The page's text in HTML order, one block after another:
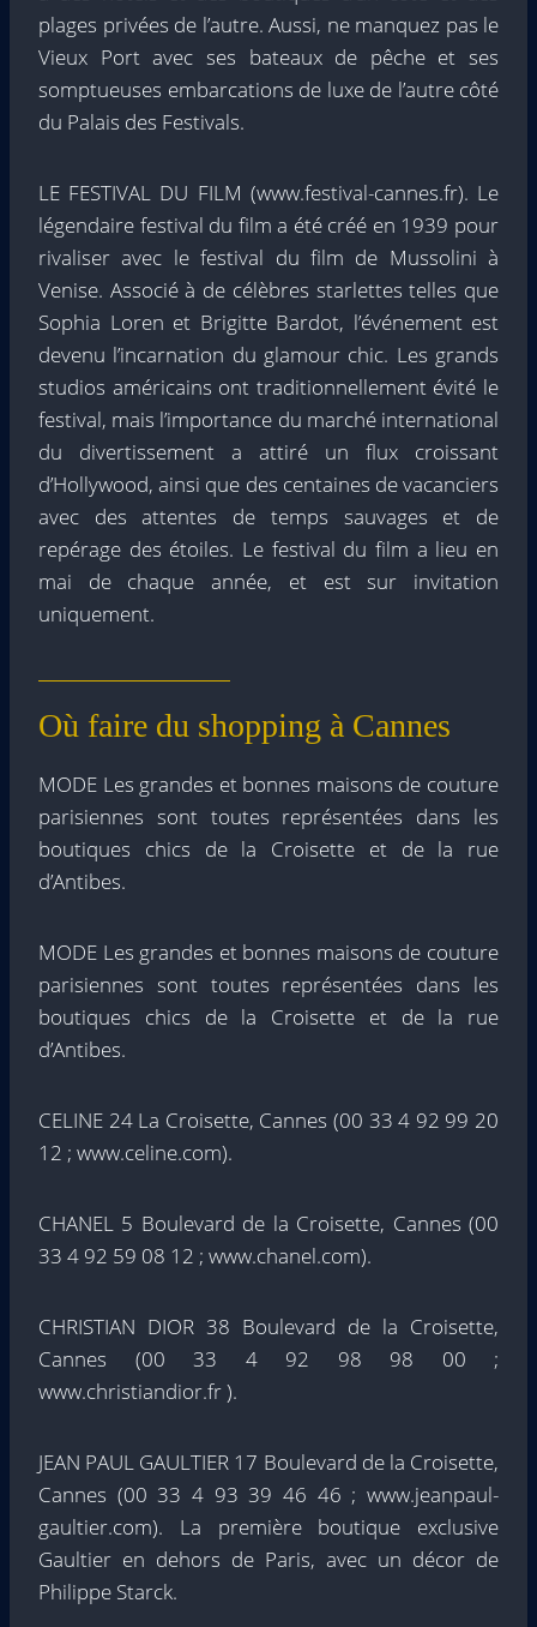
plages privées de l’autre. Aussi, ne manquez pas le
Vieux Port avec ses bateaux de pêche et ses
somptueuses embarcations de luxe de l’autre côté
du Palais des Festivals.
LE FESTIVAL DU FILM (www.festival-cannes.fr). Le
légendaire festival du film a été créé en 1939 pour
rivaliser avec le festival du film de Mussolini à
Venise. Associé à de célèbres starlettes telles que
Sophia Loren et Brigitte Bardot, l’événement est
devenu l’incarnation du glamour chic. Les grands
studios américains ont traditionnellement évité le
festival, mais l’importance du marché international
du divertissement a attiré un flux croissant
d’Hollywood, ainsi que des centaines de vacanciers
avec des attentes de temps sauvages et de
repérage des étoiles. Le festival du film a lieu en
mai de chaque année, et est sur invitation
uniquement.
Où faire du shopping à Cannes
MODE Les grandes et bonnes maisons de couture
parisiennes sont toutes représentées dans les
boutiques chics de la Croisette et de la rue
d’Antibes.
MODE Les grandes et bonnes maisons de couture
parisiennes sont toutes représentées dans les
boutiques chics de la Croisette et de la rue
d’Antibes.
CELINE 24 La Croisette, Cannes (00 33 4 92 99 20
12 ; www.celine.com).
CHANEL 5 Boulevard de la Croisette, Cannes (00
33 4 92 59 08 12 ; www.chanel.com).
CHRISTIAN DIOR 38 Boulevard de la Croisette,
Cannes (00 33 4 92 98 98 00 ;
www.christiandior.fr ).
JEAN PAUL GAULTIER 17 Boulevard de la Croisette,
Cannes (00 33 4 93 39 46 46 ; www.jeanpaul-
gaultier.com). La première boutique exclusive
Gaultier en dehors de Paris, avec un décor de
Philippe Starck.